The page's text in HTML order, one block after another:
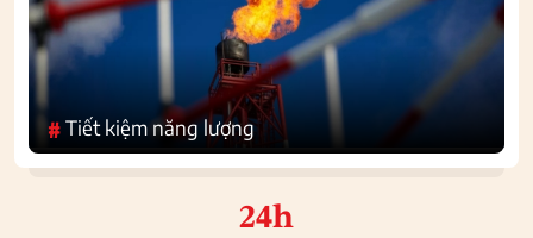
#Tiết kiệm năng lượng
24h